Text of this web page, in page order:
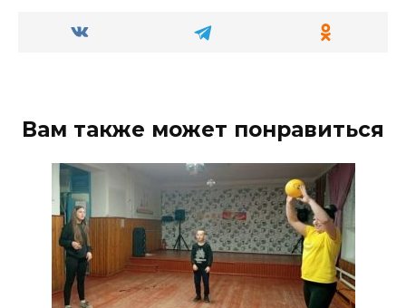
Вам также может понравиться